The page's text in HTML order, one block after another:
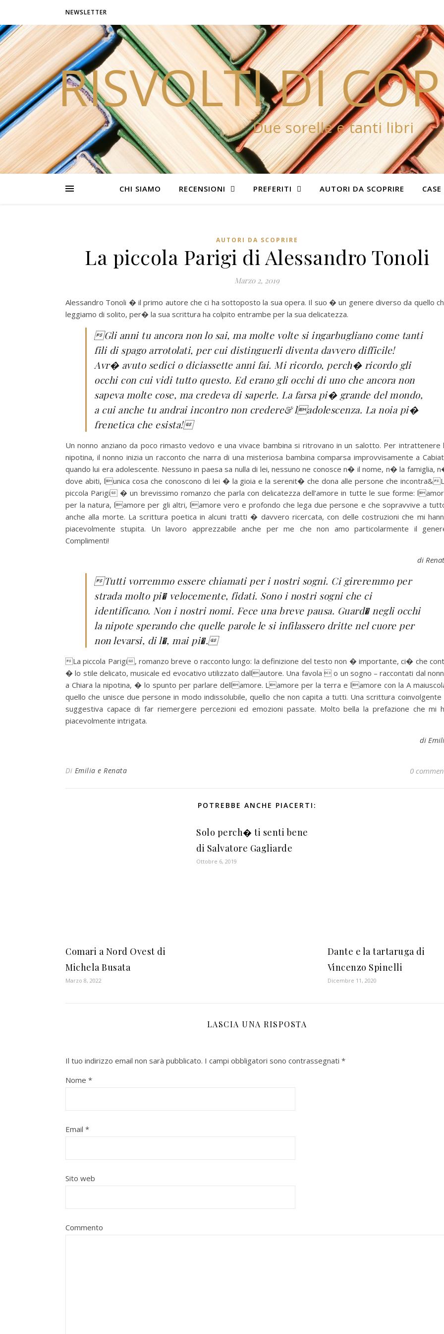
NEWSLETTER
RISVOLTI DI
Due sorelle e tanti libri
CHI SIAMO RECENSIONI PREFERITI AUTORI DA SCOPRIRE
AUTORI DA SCOPRIRE
La piccola Parigi di Alessandro Tonoli
Marzo 2, 2019
Alessandro Tonoli � il primo autore che ci ha sottoposto la sua opera. Il suo � un genere diverso da quello
leggiamo di solito, per� la sua scrittura ha colpito entrambe per la sua delicatezza.
Gli anni tu ancora non lo sai, ma molte volte si ingarbugliano come tanti
fili di spago arrotolati, per cui distinguerli diventa davvero difficile!
Avr� avuto sedici o diciassette anni fai. Mi ricordo, perch� ricordo gli
occhi con cui vidi tutto questo. Ed erano gli occhi di uno che ancora non
sapeva molte cose, ma credeva di saperle. La farsa pi� grande del mondo,
a cui anche tu andrai incontro non credere& ladolescenza. La noia pi�
frenetica che esista!
Un nonno anziano da poco rimasto vedovo e una vivace bambina si ritrovano in un salotto. Per intrattenere
nipotina, il nonno inizia un racconto che narra di una misteriosa bambina comparsa improvvisamente a
quando lui era adolescente. Nessuno in paesa sa nulla di lei, nessuno ne conosce n� il nome, n� la famiglia,
dove abiti, lunica cosa che conoscono di lei � la gioia e la serenit� che dona alle persone che incontra&
piccola Parigi � un brevissimo romanzo che parla con delicatezza dell’amore in tutte le sue forme:
per la natura, lamore per gli altri, lamore vero e profondo che lega due persone e che sopravvive a
anche alla morte. La scrittura poetica in alcuni tratti � davvero ricercata, con delle costruzioni che mi
piacevolmente stupita. Un lavoro apprezzabile anche per me che non amo particolarmente il
Complimenti!
di
Tutti vorremmo essere chiamati per i nostri sogni. Ci gireremmo per
strada molto pi� velocemente, fidati. Sono i nostri sogni che ci
identificano. Non i nostri nomi. Fece una breve pausa. Guard� negli occhi
la nipote sperando che quelle parole le si infilassero dritte nel cuore per
non levarsi, di l�, mai pi�.
La piccola Parigi, romanzo breve o racconto lungo: la definizione del testo non � importante, ci� che
� lo stile delicato, musicale ed evocativo utilizzato dallautore. Una favola  o un sogno – raccontati dal
a Chiara la nipotina, � lo spunto per parlare dellamore. Lamore per la terra e lamore con la A
quello che unisce due persone in modo indissolubile, quello che non capita a tutti. Una scrittura coinvolgente
suggestiva capace di far riemergere percezioni ed emozioni passate. Molto bella la prefazione che mi
piacevolmente intrigata.
di
Di Emilia e Renata 0
POTREBBE ANCHE PIACERTI:
Comari a Nord Ovest di
Michela Busata
Marzo 8, 2022
Solo perch� ti senti bene
di Salvatore Gagliarde
Ottobre 6, 2019
Dante e la tartaruga di
Vincenzo Spinelli
Dicembre 11, 2020
LASCIA UNA RISPOSTA
Il tuo indirizzo email non sarà pubblicato. I campi obbligatori sono contrassegnati *
Nome *
Email *
Sito web
Commento